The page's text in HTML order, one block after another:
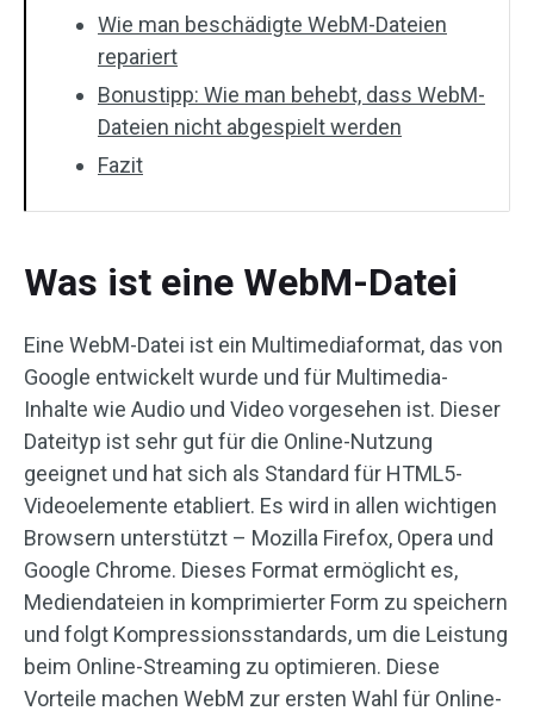
Wie man beschädigte WebM-Dateien
repariert
Bonustipp: Wie man behebt, dass WebM-
Dateien nicht abgespielt werden
Fazit
Was ist eine WebM-Datei
Eine WebM-Datei ist ein Multimediaformat, das von
Google entwickelt wurde und für Multimedia-
Inhalte wie Audio und Video vorgesehen ist. Dieser
Dateityp ist sehr gut für die Online-Nutzung
geeignet und hat sich als Standard für HTML5-
Videoelemente etabliert. Es wird in allen wichtigen
Browsern unterstützt – Mozilla Firefox, Opera und
Google Chrome. Dieses Format ermöglicht es,
Mediendateien in komprimierter Form zu speichern
und folgt Kompressionsstandards, um die Leistung
beim Online-Streaming zu optimieren. Diese
Vorteile machen WebM zur ersten Wahl für Online-